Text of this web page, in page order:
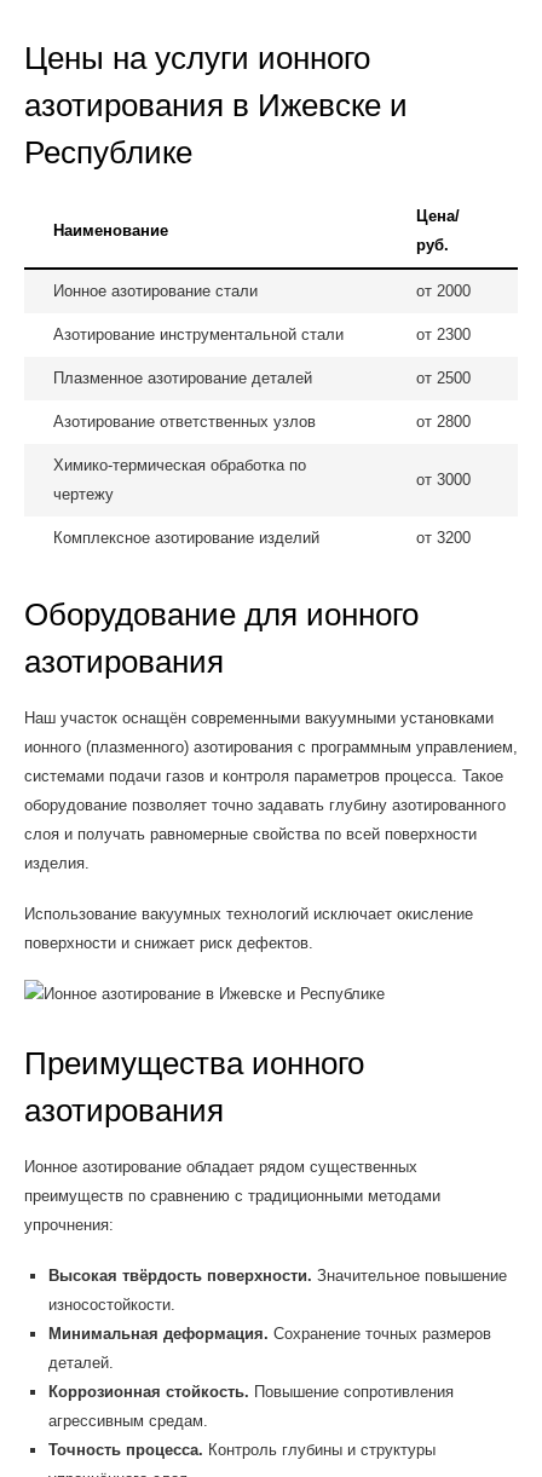
Цены на услуги ионного
азотирования в Ижевске и
Республике
Наименование
Цена/
руб.
Ионное азотирование стали от 2000
Азотирование инструментальной стали от 2300
Плазменное азотирование деталей от 2500
Азотирование ответственных узлов от 2800
Химико-термическая обработка по
чертежу
от 3000
Комплексное азотирование изделий от 3200
Оборудование для ионного
азотирования
Наш участок оснащён современными вакуумными установками
ионного (плазменного) азотирования с программным управлением,
системами подачи газов и контроля параметров процесса. Такое
оборудование позволяет точно задавать глубину азотированного
слоя и получать равномерные свойства по всей поверхности
изделия.
Использование вакуумных технологий исключает окисление
поверхности и снижает риск дефектов.
Преимущества ионного
азотирования
Ионное азотирование обладает рядом существенных
преимуществ по сравнению с традиционными методами
упрочнения:
Высокая твёрдость поверхности. Значительное повышение
износостойкости.
Минимальная деформация. Сохранение точных размеров
деталей.
Коррозионная стойкость. Повышение сопротивления
агрессивным средам.
Точность процесса. Контроль глубины и структуры